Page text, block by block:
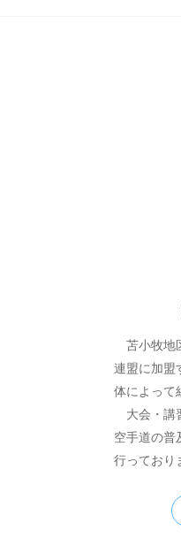
苫小牧地
連盟に加盟
体によって
大会・講
空手道の普
行っており